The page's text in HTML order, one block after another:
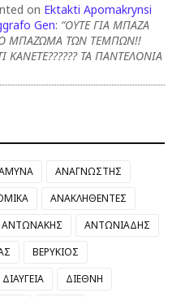
on Ektakti Apomakrynsi
Gen: “ΟΥΤΕ ΓΙΑ ΜΠΑΖΑ
ΜΠΑΖΩΜΑ ΤΩΝ ΤΕΜΠΩΝ!!
ΚΑΝΕΤΕ?????? ΤΑ ΠΑΝΤΕΛΟΝΙΑ
ΑΝΑΓΝΩΣΤΗΣ
ΑΝΑΚΛΗΘΕΝΤΕΣ
ΑΝΤΩΝΑΚΗΣ
ΑΝΤΩΝΙΑΔΗΣ
ΒΕΡΥΚΙΟΣ
ΔΙΑΥΓΕΙΑ
ΔΙΕΘΝΗ